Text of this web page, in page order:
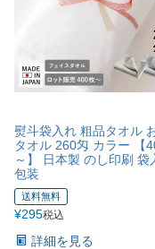
熨斗袋入れ 粗品タオル
タオル 260匁 カラー 【
～】 日本製 のし印刷 袋
包装
送料無料
¥295税込
詳細を見る